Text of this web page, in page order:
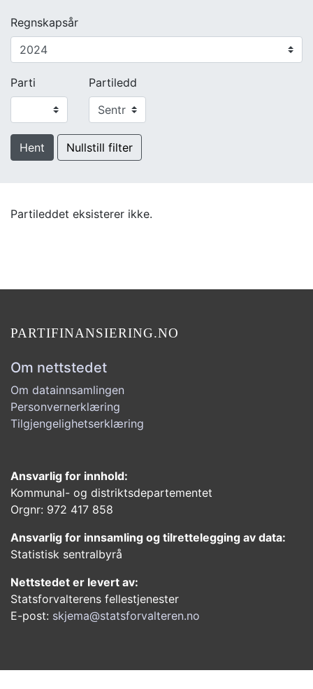
Regnskapsår
Parti Partiledd
Hent Nullstill filter
Partileddet eksisterer ikke.
PARTIFINANSIERING.NO
Om nettstedet
Om datainnsamlingen
Personvernerklæring
Tilgjengelighetserklæring
Ansvarlig for innhold:
Kommunal- og distriktsdepartementet
Orgnr: 972 417 858
Ansvarlig for innsamling og tilrettelegging av data:
Statistisk sentralbyrå
Nettstedet er levert av:
Statsforvalterens fellestjenester
E-post: skjema@statsforvalteren.no